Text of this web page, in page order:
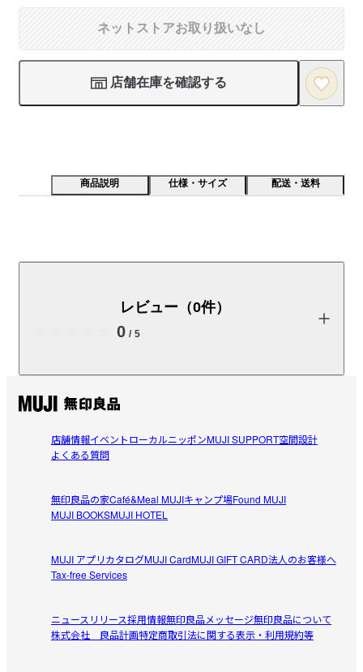
ネットストアお取り扱いなし
店舗在庫を確認する
商品説明 仕様・サイズ 配送・送料
ノイズが少なくクリアな音質の普通紙デジタルＦＡＸです。親
大4台まで増設可能。レビュー（0件）
0 / 5
商品の使い方やレビューの投稿をお待ちしております。
レビューを投稿する
店舗情報イベントローカルニッポンMUJI SUPPORT空間設計
よくある質問
無印良品の家Café&Meal MUJIキャンプ場Found MUJI
MUJI BOOKSMUJI HOTEL
MUJI アプリカタログMUJI CardMUJI GIFT CARD法人のお客様へ
Tax-free Services
ニュースリリース採用情報無印良品メッセージ無印良品について
株式会社 良品計画特定商取引法に関する表示・利用規約等